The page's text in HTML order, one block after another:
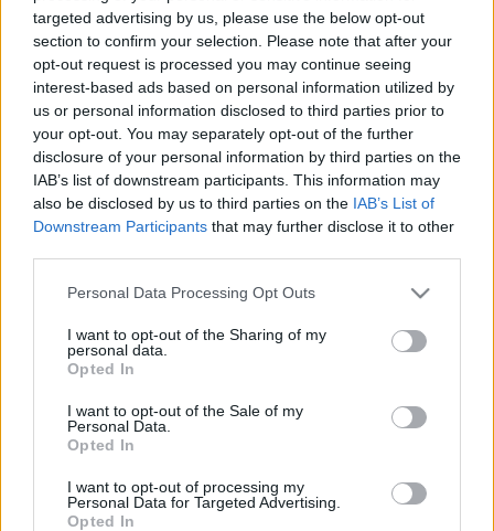
targeted advertising by us, please use the below opt-out
section to confirm your selection. Please note that after your
opt-out request is processed you may continue seeing
interest-based ads based on personal information utilized by
us or personal information disclosed to third parties prior to
your opt-out. You may separately opt-out of the further
disclosure of your personal information by third parties on the
IAB’s list of downstream participants. This information may
also be disclosed by us to third parties on the IAB’s List of
Downstream Participants that may further disclose it to other
Please note that this website/app uses one or more Google
not limited to your visit or usage behaviour. You may click to
grant or deny consent to Google and its third-party tags to
use your data for below specified purposes in below Google
consent section.
Personal Data Processing Opt Outs
I want to opt-out of the Sharing of my
personal data.
Opted In
I want to opt-out of the Sale of my
Personal Data.
Opted In
I want to opt-out of processing my
Personal Data for Targeted Advertising.
Opted In
Zendrajinx• 2015. november 08.
Rákattantam az északi szerzőkre. Olyan
introvertáltan elgondolkodtatók, sötétek és
abszurdak. Csak imádni lehet őket vagy távol
maradni tőlük. Középút nincs. Tetszik az a filozofikus
hangnem, amivel az élet legegyszerűbb kérdéseit is
megközelítik, és a hétköznapi valóságok…
pszichotikus énekkaros
Zendrajinx•2015. november 05.
Michel Faber The Courage Consort című regénye volt
soron, amit véletlenül találtam meg, és persze eladta
magát nekem az "a cappella énekesek titokzatos
hangokat hallanak a kísértetjárta erdőből egy
kastélyban gyakorolva" szöveggel. Amiből annyi volt
igaz, hogy tényleg egy a…